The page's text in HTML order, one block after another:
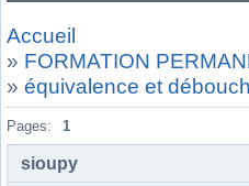
Accueil
» FORMATION
» équivalence et
Pages: 1
sioupy